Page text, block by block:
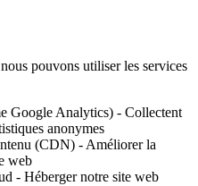
pouvons utiliser les services
Google Analytics) - Collectent
anonymes
(CDN) - Améliorer la
web
- Héberger notre site web